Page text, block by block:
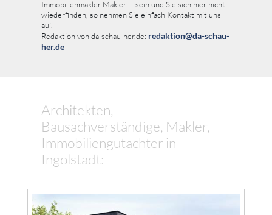
Immobilienmakler Makler ... sein und Sie sich hier nicht
wiederfinden, so nehmen Sie einfach Kontakt mit uns
auf.
Redaktion von da-schau-her.de: redaktion@da-schau-
her.de
Architekten,
Bausachverständige, Makler,
Immobiliengutachter in
Ingolstadt: